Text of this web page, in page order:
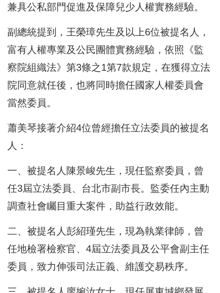
兼具公私部門促進及保障兒少人權實務經驗。
副總統提到，王榮璋先生及以上6位被提名人，
富有人權專業及公民團體實務經驗，依照《監
察院組織法》第3條之1第7款規定，在獲得立法
院同意就任後，也將同時擔任國家人權委員會
當然委員。
蕭美琴接著介紹4位曾經擔任立法委員的被提名
人：
一、被提名人陳景峻先生，現任監察委員，曾
任3屆立法委員、台北市副市長。監委任內主動
調查社會矚目重大案件，助益行政效能。
二、被提名人彭紹瑾先生，現為執業律師，曾
任地檢署檢察官、4屆立法委員及公平會副主任
委員，致力伸張司法正義、維護交易秩序。